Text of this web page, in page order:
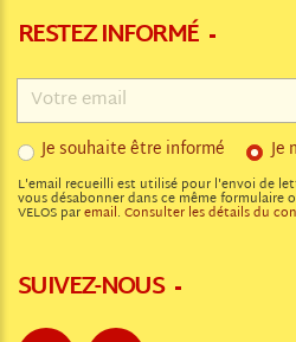
RESTEZ INFORMÉ
Adresse
email
Je souhaite être informé Je
L'email recueilli est utilisé pour l'envoi de
vous désabonner dans ce même formulaire
VELOS paremail. Consulter les détails du
SUIVEZ-NOUS